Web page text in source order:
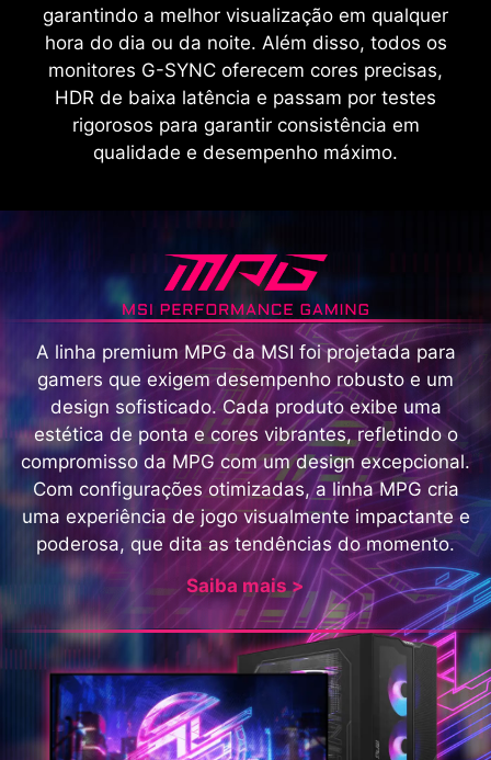
garantindo a melhor visualização em qualquer
hora do dia ou da noite. Além disso, todos os
monitores G-SYNC oferecem cores precisas,
HDR de baixa latência e passam por testes
rigorosos para garantir consistência em
qualidade e desempenho máximo.
A linha premium MPG da MSI foi projetada para
gamers que exigem desempenho robusto e um
design sofisticado. Cada produto exibe uma
estética de ponta e cores vibrantes, refletindo o
compromisso da MPG com um design excepcional.
Com configurações otimizadas, a linha MPG cria
uma experiência de jogo visualmente impactante e
poderosa, que dita as tendências do momento.
Saiba mais >